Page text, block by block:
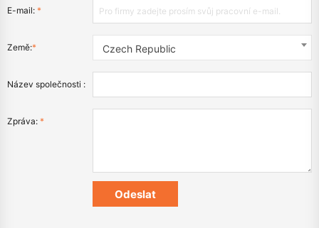
E-mail: *
Země:* Czech Republic
Název společnosti :
Zpráva: *